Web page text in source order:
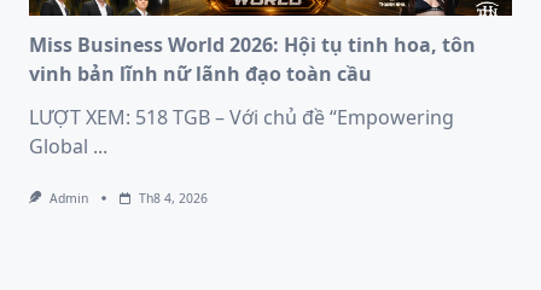
Miss Business World 2026: Hội tụ tinh hoa, tôn
vinh bản lĩnh nữ lãnh đạo toàn cầu
LƯỢT XEM: 518 TGB – Với chủ đề “Empowering
Global ...
Admin Th8 4, 2026